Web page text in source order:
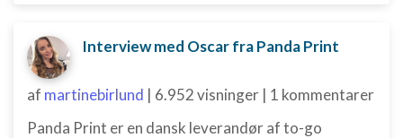
Interview med Oscar fra Panda Print
af martinebirlund | 6.952 visninger | 1 kommentarer
Panda Print er en dansk leverandør af to-go